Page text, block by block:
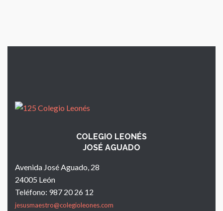
COLEGIO LEONÉS
JOSÉ AGUADO
Avenida José Aguado, 28
24005 León
Teléfono: 987 20 26 12
jesusmaestro@colegioleones.com